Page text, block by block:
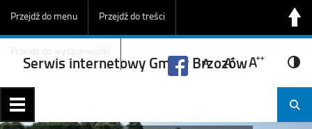
Przejdź do menu Przejdź do treści
Przejdź do wyszukiwarki
Serwis internetowy Gminy Brzozów